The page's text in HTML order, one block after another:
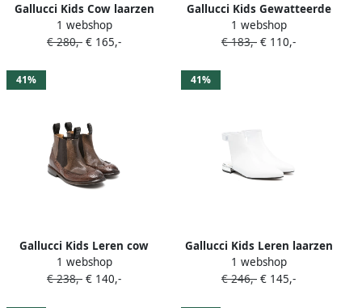
Gallucci Kids Cow laarzen
met colourblocking Zwart
1 webshop
€ 280,- € 165,-
Gallucci Kids Gewatteerde
ballerina's Beige
1 webshop
€ 183,- € 110,-
41%
Gallucci Kids Leren cow
laarzen Bruin
1 webshop
€ 238,- € 140,-
41%
Gallucci Kids Leren laarzen
met open hiel Wit
1 webshop
€ 246,- € 145,-